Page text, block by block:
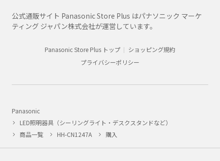
公式通販サイト Panasonic Store Plus はパナソニック マーケ
ティング ジャパン株式会社が運営しています。
Panasonic Store Plus トップ
ショッピング規約
プライバシーポリシー
Panasonic
LED照明器具（シーリングライト・デスクスタンドなど）
商品一覧
HH-CN1247A 購入